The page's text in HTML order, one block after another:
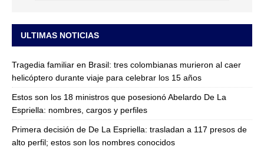
ULTIMAS NOTICIAS
Tragedia familiar en Brasil: tres colombianas murieron al caer
helicóptero durante viaje para celebrar los 15 años
Estos son los 18 ministros que posesionó Abelardo De La
Espriella: nombres, cargos y perfiles
Primera decisión de De La Espriella: trasladan a 117 presos de
alto perfil; estos son los nombres conocidos